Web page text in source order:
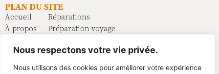
Nous respectons votre vie privée.
Nous utilisons des cookies pour améliorer votre expérience
PLAN DU SITE
Accueil
À propos
Équipement
Location
Réparations
Préparation voyage
Contact